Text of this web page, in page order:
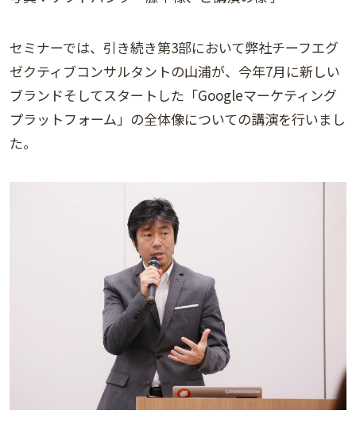
セミナーでは、引き続き第3部において弊社チーフエグ
ゼクティブコンサルタントの山浦が、今年7月に新しい
ブランドそしてスタートした「Googleマーケティング
プラットフォーム」の全体像についての講演を行いまし
た。